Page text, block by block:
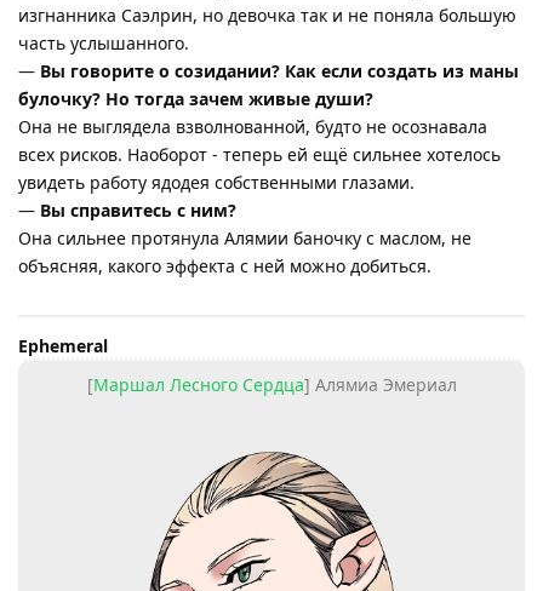
изгнанника Саэлрин, но девочка так и не поняла большую
часть услышанного.
— Вы говорите о созидании? Как если создать из маны
булочку? Но тогда зачем живые души?
Она не выглядела взволнованной, будто не осознавала
всех рисков. Наоборот - теперь ей ещё сильнее хотелось
увидеть работу ядодея собственными глазами.
— Вы справитесь с ним?
Она сильнее протянула Алямии баночку с маслом, не
объясняя, какого эффекта с ней можно добиться.
Ephemeral
[Маршал Лесного Сердца] Алямиа Эмериал